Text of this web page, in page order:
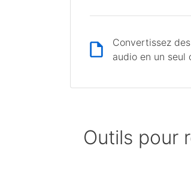
Convertissez
audio en un seul
Outils pour